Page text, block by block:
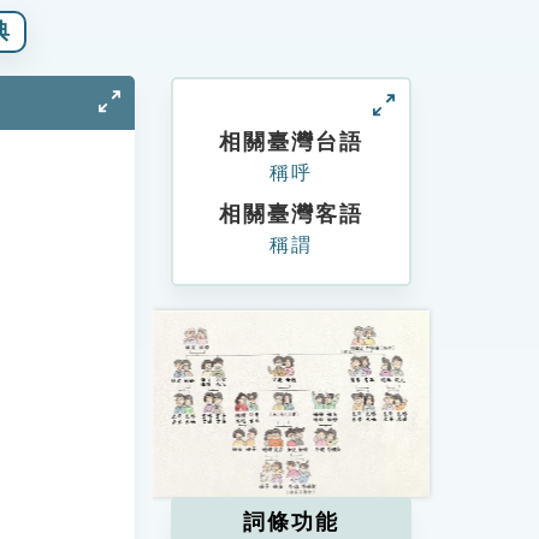
相關臺灣台語
稱呼
相關臺灣客語
稱謂
詞條功能